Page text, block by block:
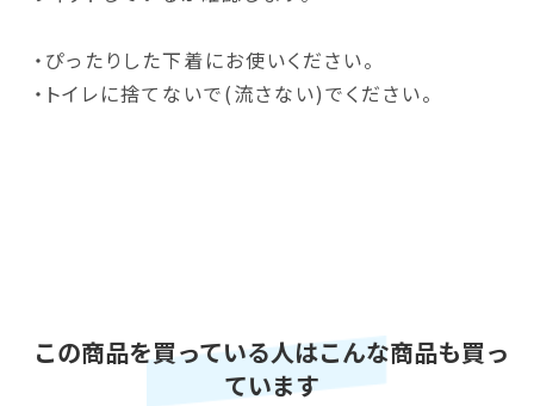
・ぴったりした下着にお使いください。
・トイレに捨てないで(流さない)でください。
この商品を買っている人はこんな商品も買っ
ています